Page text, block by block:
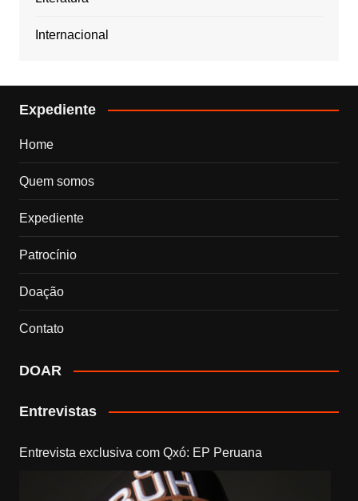
Internacional
Expediente
Home
Quem somos
Expediente
Patrocínio
Doação
Contato
DOAR
Entrevistas
Entrevista exclusiva com Qxó: EP Peruana